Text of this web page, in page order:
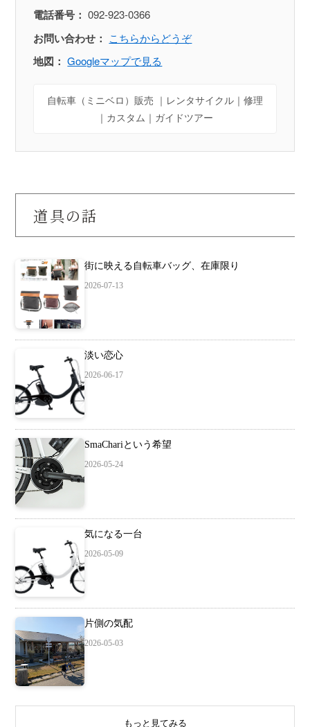
電話番号： 092-923-0366
お問い合わせ： こちらからどうぞ
地図： Googleマップで見る
自転車（ミニベロ）販売 ｜レンタサイクル｜修理
｜カスタム｜ガイドツアー
道具の話
街に映える自転車バッグ、在庫限り
2026-07-13
淡い恋心
2026-06-17
SmaChariという希望
2026-05-24
気になる一台
2026-05-09
片側の気配
2026-05-03
もっと見てみる